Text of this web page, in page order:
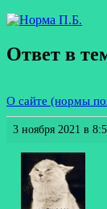
Ответ в
О сайте (нормы
3 ноября 2021 в